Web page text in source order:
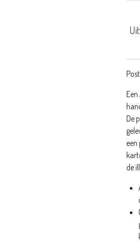
De
een
de